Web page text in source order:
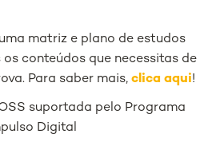
matriz e plano de estudos
conteúdos que necessitas de
Para saber mais, clica aqui!
suportada pelo Programa
Digital